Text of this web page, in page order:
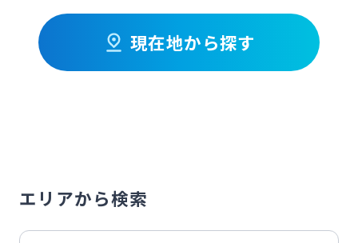
法人・個人事業主のお客さま
現在地から探す
エリアから検索